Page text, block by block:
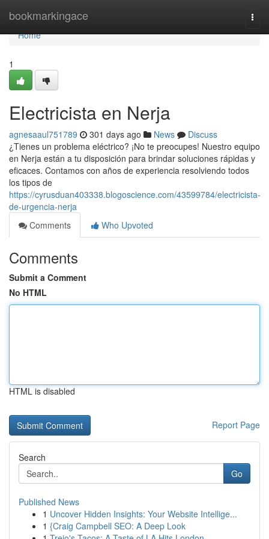
bookmarkingace
Home
Home
1
Electricista en Nerja
agnesaaul751789 301 days ago News
Discuss
¿Tienes un problema eléctrico? ¡No te preocupes! Nuestro equipo
en Nerja están a tu disposición para brindar soluciones rápidas y
eficaces. Contamos con años de experiencia resolviendo todos
los tipos de
https://cyrusduan403338.blogoscience.com/43599784/electricista-
de-urgencia-nerja
Comments
Who Upvoted
Comments
Submit a Comment
No HTML
HTML is disabled
Report Page
Search
Go
Published News
1 Uncover Hidden Insights: Your Website Intellige...
1 {Craig Campbell SEO: A Deep Look